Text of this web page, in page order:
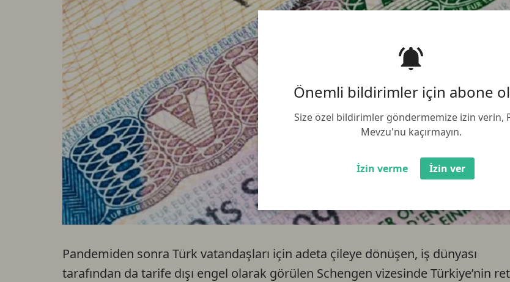
Önemli bildirimler için abone
Size özel bildirimler göndermemize izin verin,
Mevzu'nu kaçırmayın.
İzin verme İzin ver
Pandemiden sonra Türk vatandaşları için adeta çileye dönüşen, iş dünyası
tarafından da tarife dışı engel olarak görülen Schengen vizesinde Türkiye’nin ret